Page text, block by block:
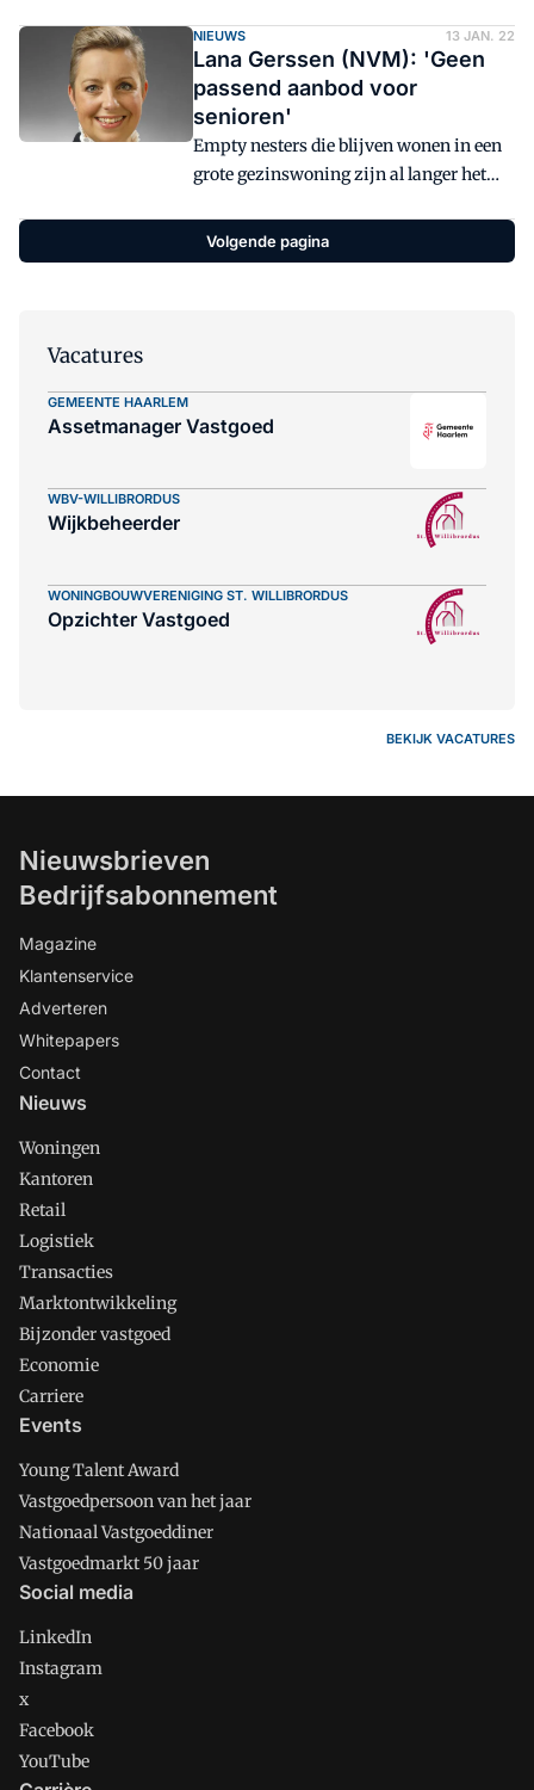
Schoutenwerf in Muiden gestapt. Op het
terrein moeten 57 woningen verrijzen.
NIEUWS 13 JAN. 22
Lana Gerssen (NVM): 'Geen
passend aanbod voor
senioren'
Empty nesters die blijven wonen in een
grote gezinswoning zijn al langer het
senioren plaats moeten maken voor
starters die niet aan hun trekken komen
Volgende pagina
Vacatures
GEMEENTE HAARLEM
Assetmanager Vastgoed
WBV-WILLIBRORDUS
Wijkbeheerder
WONINGBOUWVERENIGING ST. WILLIBRORDUS
Opzichter Vastgoed
BEKIJK VACATURES
Nieuwsbrieven
Bedrijfsabonnement
Magazine
Klantenservice
Adverteren
Whitepapers
Contact
Nieuws
Woningen
Kantoren
Retail
Logistiek
Transacties
Marktontwikkeling
Bijzonder vastgoed
Economie
Carriere
Events
Young Talent Award
Vastgoedpersoon van het jaar
Nationaal Vastgoeddiner
Vastgoedmarkt 50 jaar
Social media
LinkedIn
Instagram
x
Facebook
YouTube